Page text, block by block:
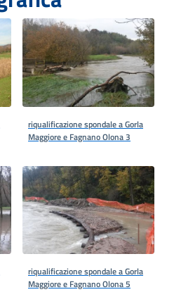
riqualificazione spondale a Gorla
Maggiore e Fagnano Olona 3
riqualificazione spondale a Gorla
Maggiore e Fagnano Olona 5